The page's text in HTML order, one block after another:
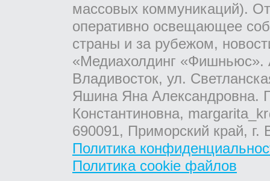
массовых коммуникаций).
оперативно освещающее
страны и за рубежом,
«Медиахолдинг «Фишньюс».
Владивосток, ул.
Яшина Яна Александровна.
Константиновна,
690091, Приморский край,
Политика
Политика cookie файлов